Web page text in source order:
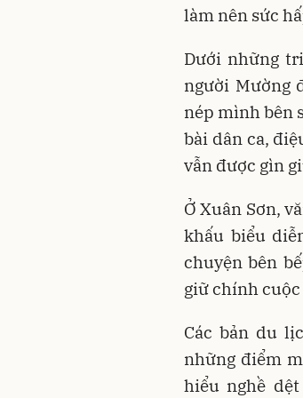
làm nên sức
Dưới những
người Mường
nép mình bên
bài dân ca,
vẫn được gìn
Ở Xuân Sơn,
khấu biểu
chuyện bên
giữ chính
Các bản du
những điểm
hiểu nghề